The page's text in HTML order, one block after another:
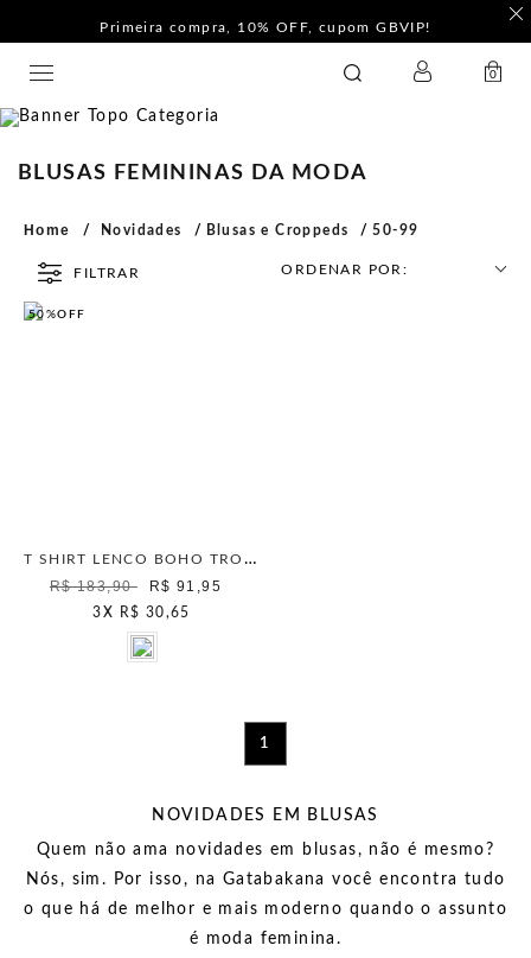
Primeira compra, 10% OFF, cupom GBVIP!
0
BLUSAS FEMININAS DA MODA
Home Novidades Blusas e Croppeds 50-99
FILTRAR ORDENAR POR:
50%OFF
T SHIRT LENCO BOHO TROPICAL OFF WHITE
R$ 183,90
R$ 91,95
3 X R$ 30,65
1
NOVIDADES EM BLUSAS
Quem não ama novidades em blusas, não é mesmo?
Nós, sim. Por isso, na Gatabakana você encontra tudo
o que há de melhor e mais moderno quando o assunto
é moda feminina.